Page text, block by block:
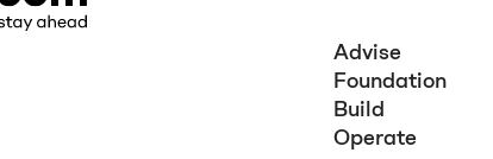
Advise
Foundation
Build
Operate